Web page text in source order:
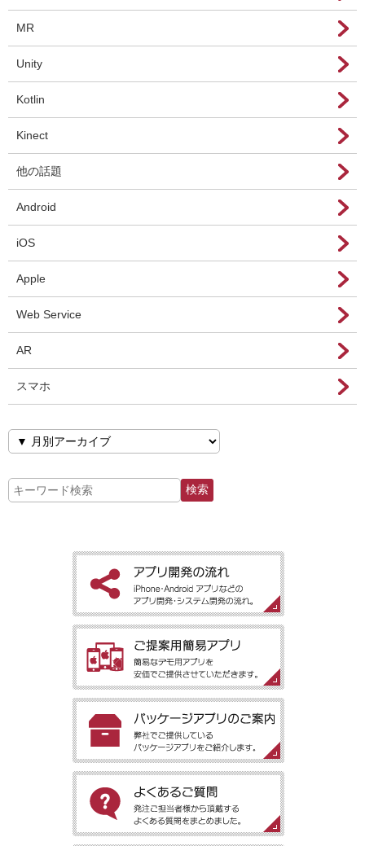
MR
Unity
Kotlin
Kinect
他の話題
Android
iOS
Apple
Web Service
AR
スマホ
［アプリ開発の流れ］iPhone・Android アプリなどのアプリ開
発・システム開発の流れ。
［ご提案用簡易アプリ］簡易なデモ用アプリを安価でご提供させ
ていただきます。
［パッケージアプリのご案内］弊社でご提供しているパッケージ
アプリをご紹介します。